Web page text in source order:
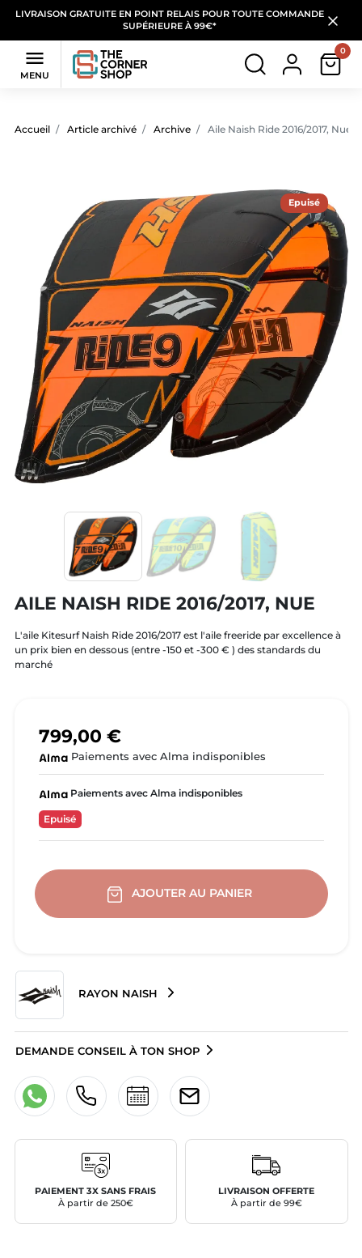
LIVRAISON GRATUITE EN POINT RELAIS POUR TOUTE COMMANDE
SUPÉRIEURE À 99€*

MENU
0
Accueil Article archivé Archive Aile Naish Ride 2016/2017, Nue
Epuisé
AILE NAISH RIDE 2016/2017, NUE
L'aile Kitesurf Naish Ride 2016/2017 est l'aile freeride par excellence à
un prix bien en dessous (entre -150 et -300 € ) des standards du
marché
799,00 €
Paiements avec Alma indisponibles
Paiements avec Alma indisponibles
Epuisé
AJOUTER AU PANIER
RAYON NAISH
DEMANDE CONSEIL À TON SHOP
PAIEMENT 3X SANS FRAIS
À partir de 250€
LIVRAISON OFFERTE
À partir de 99€